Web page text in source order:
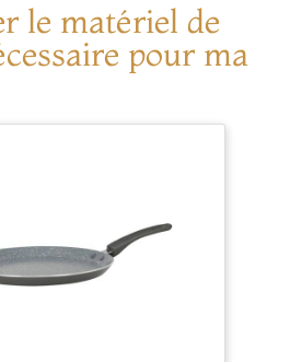
le matériel de
pour ma